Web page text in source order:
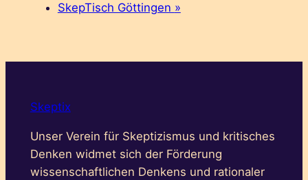
SkepTisch Göttingen »
Skeptix
Unser Verein für Skeptizismus und kritisches
Denken widmet sich der Förderung
wissenschaftlichen Denkens und rationaler